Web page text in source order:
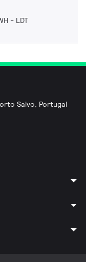
LDT
Salvo, Portugal